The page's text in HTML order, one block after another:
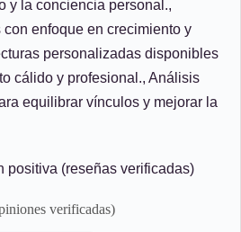
y la conciencia personal.,
enfoque en crecimiento y
personalizadas disponibles
cálido y profesional., Análisis
equilibrar vínculos y mejorar la
positiva (reseñas verificadas)
verificadas)